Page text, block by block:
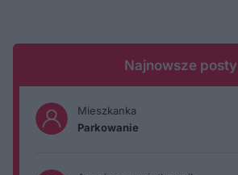
Najnowsze posty
Mieszkanka
Parkowanie